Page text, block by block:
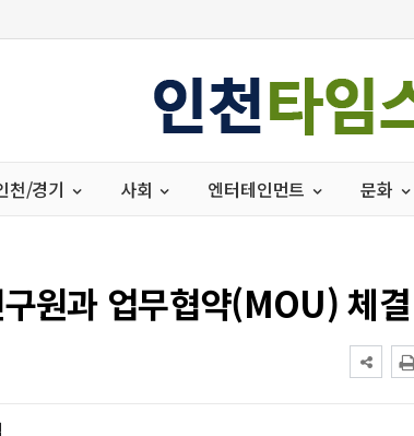
천/경기 사회 엔터테인먼트 문화
원과 업무협약(MOU) 체결